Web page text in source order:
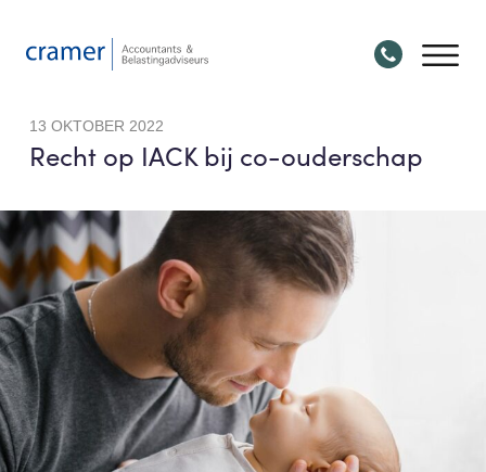
13 OKTOBER 2022
Recht op IACK bij co-ouderschap